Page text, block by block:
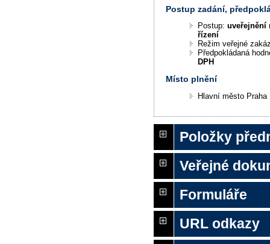
Postup zadání,
Postup:uveřejnění
řízení
Režim veřejné
Předpokládaná
DPH
Místo plnění
Hlavní město Praha
Položky
Veřejné
Formuláře
URL odkazy